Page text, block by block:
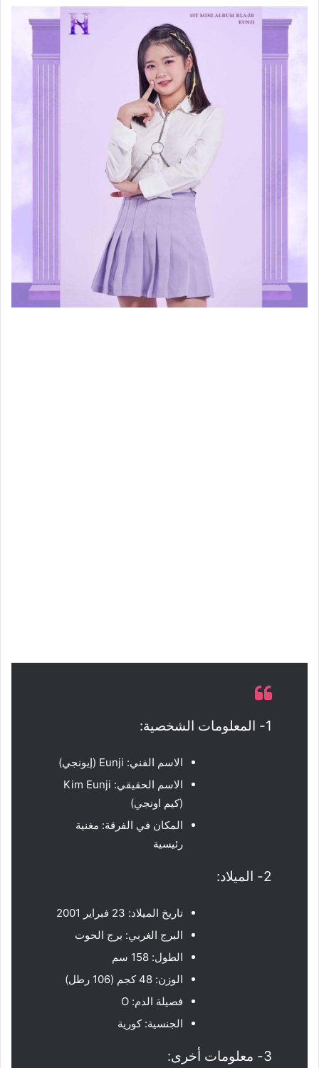
1- المعلومات الشخصية:
الاسم الفني: Eunji (إيونجي)
الاسم الحقيقي: Kim Eunji
(كيم اونجي)
المكان في الفرقة: مغنية
رئيسية
2- الميلاد:
تاريخ الميلاد: 23 فبراير 2001
البرج الغربي: برج الحوت
الطول: 158 سم
الوزن: 48 كجم (106 رطل)
فصيلة الدم: O
الجنسية: كورية
3- معلومات أخرى: